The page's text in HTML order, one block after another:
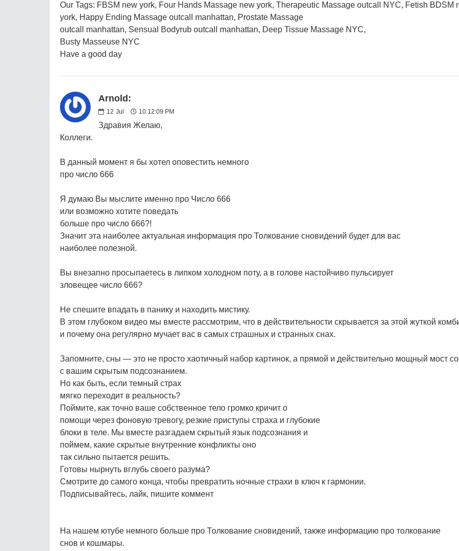
Our Tags: FBSM new york, Four Hands Massage new york, Therapeutic Massage outcall NYC, Fetish BDSM
york, Happy Ending Massage outcall manhattan, Prostate Massage
outcall manhattan, Sensual Bodyrub outcall manhattan, Deep Tissue Massage NYC,
Busty Masseuse NYC
Have a good day
Arnold:
12 Jul 10:12:09 PM
Здравия Желаю,
Коллеги.
В данный момент я бы хотел оповестить немного
про число 666
Я думаю Вы мыслите именно про Число 666
или возможно хотите поведать
больше про число 666?!
Значит эта наиболее актуальная информация про Толкование сновидений будет для вас
наиболее полезной.
Вы внезапно просыпаетесь в липком холодном поту, а в голове настойчиво пульсирует
зловещее число 666?
Не спешите впадать в панику и находить мистику.
В этом глубоком видео мы вместе рассмотрим, что в действительности скрывается за этой жуткой
и почему она регулярно мучает вас в самых страшных и странных снах.
Запомните, сны — это не просто хаотичный набор картинок, а прямой и действительно мощный мост
с вашим скрытым подсознанием.
Но как быть, если темный страх
мягко переходит в реальность?
Поймите, как точно ваше собственное тело громко кричит о
помощи через фоновую тревогу, резкие приступы страха и глубокие
блоки в теле. Мы вместе разгадаем скрытый язык подсознания и
поймем, какие скрытые внутренние конфликты оно
так сильно пытается решить.
Готовы нырнуть вглубь своего разума?
Смотрите до самого конца, чтобы превратить ночные страхи в ключ к гармонии.
Подписывайтесь, лайк, пишите коммент
На нашем ютубе немного больше про Толкование сновидений, также информацию про толкование
снов и кошмары.